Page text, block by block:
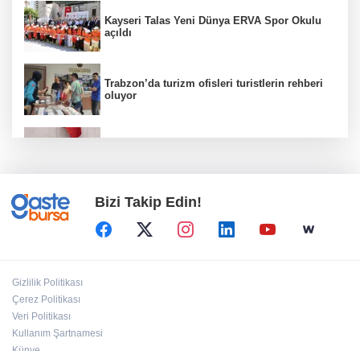
Kayseri Talas Yeni Dünya ERVA Spor Okulu
açıldı
Trabzon’da turizm ofisleri turistlerin rehberi
oluyor
Bizi Takip Edin!
Gizlilik Politikası
Çerez Politikası
Veri Politikası
Kullanım Şartnamesi